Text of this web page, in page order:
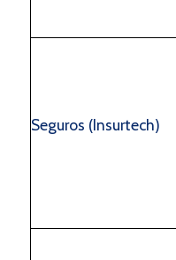
Seguros (Insurtech)